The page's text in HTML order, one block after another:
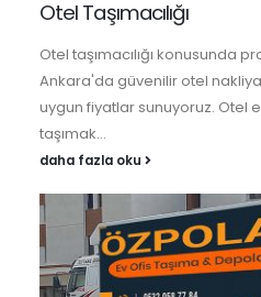
Otel Taşımacılığı
Otel taşımacılığı konusunda
Ankara'da güvenilir otel
uygun fiyatlar sunuyoruz. Otel
taşımak...
daha fazla oku